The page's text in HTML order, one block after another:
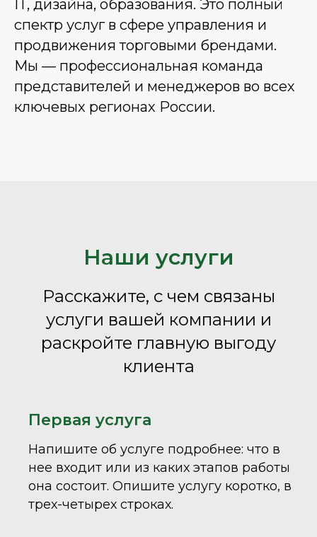
IT, дизайна, образования. Это полный
спектр услуг в сфере управления и
продвижения торговыми брендами.
Мы — профессиональная команда
представителей и менеджеров во всех
ключевых регионах России.
Наши услуги
Расскажите, с чем связаны
услуги вашей компании и
раскройте главную выгоду
клиента
Первая услуга
Напишите об услуге подробнее: что в
нее входит или из каких этапов работы
она состоит. Опишите услугу коротко, в
трех-четырех строках.